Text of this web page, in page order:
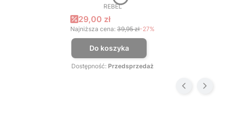
PRODUCENT
REBEL
Cena promocyjna
29,00 zł
Najniższa cena: 39,95 zł-27%
Do koszyka
Dostępność: Przedsprzedaż